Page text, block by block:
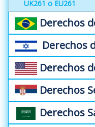
UK261 o EU261
Derechos
Derechos
Derechos
Derechos
Derechos